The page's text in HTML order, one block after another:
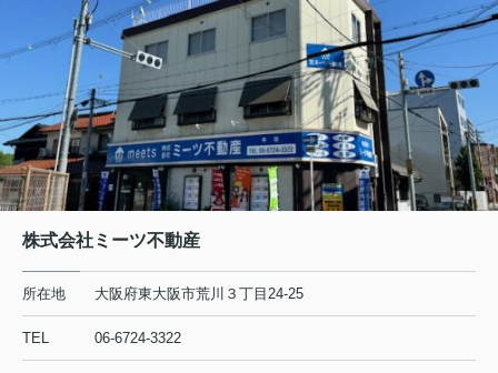
株式会社ミーツ不動産
所在地 大阪府東大阪市荒川３丁目24-25
TEL 06-6724-3322